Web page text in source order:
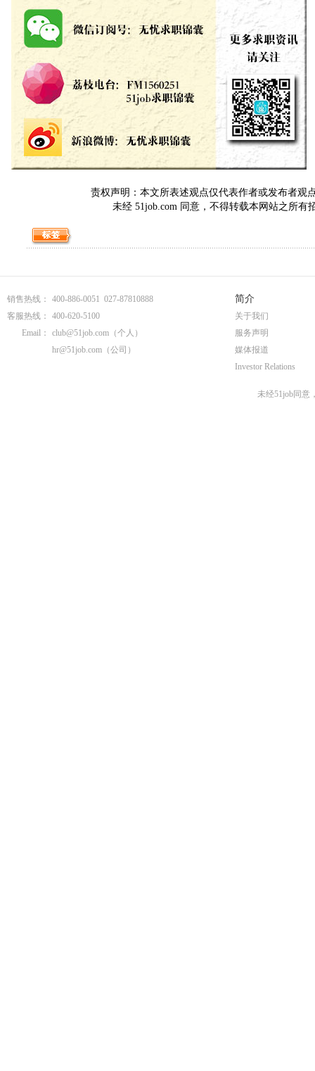
责权声明：本文所表述观点仅代表作者或发布者观
未经 51job.com 同意，不得转载本网站之所有
销售热线：
400-886-0051 027-87810888
客服热线：
400-620-5100
Email：
club@51job.com （个人）
hr@51job.com （公司）
简介
关于我们
服务声明
媒体报道
Investor Relations
未经51job同意